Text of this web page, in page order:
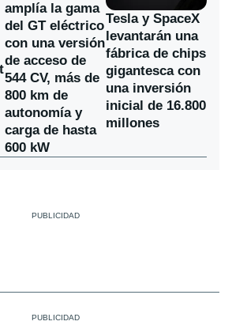
amplía la gama
del GT eléctrico
con una versión
de acceso de
544 CV, más de
800 km de
autonomía y
carga de hasta
600 kW
Tesla y SpaceX
levantarán una
fábrica de chips
gigantesca con
una inversión
inicial de 16.800
millones